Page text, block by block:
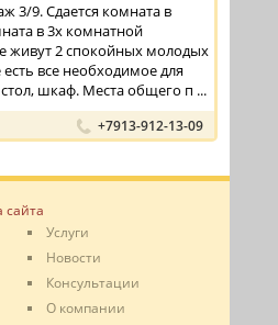
3/9. Сдается комната в
в 3х комнатной
живут 2 спокойных молодых
все необходимое для
шкаф. Места общего п ...
+7913-912-13-09
сайта
Услуги
Новости
Консультации
О компании